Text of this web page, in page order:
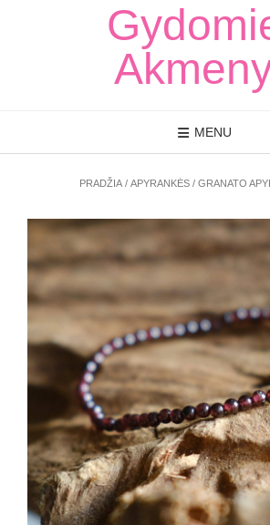
MENU
PRADŽIA / APYRANKĖS / GRANATO